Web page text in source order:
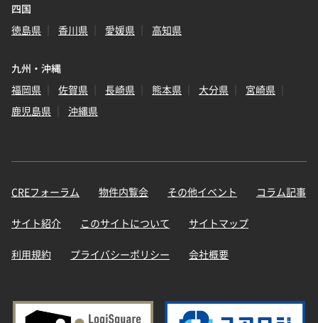
四国
徳島県
香川県 愛媛県 高知県
九州・沖縄
福岡県
佐賀県 長崎県 熊本県 大分県
宮崎県
鹿児島県
沖縄県
CREフォーラム 物件内覧会 その他イベント コラム記事
サイト紹介 このサイトについて サイトマップ
利用規約 プライバシーポリシー 会社概要